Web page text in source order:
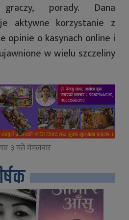
graczy, porady. Dana
aktywne korzystanie z
opinie o kasynach online i
w wielu szczeliny
३ गते मंगलबार